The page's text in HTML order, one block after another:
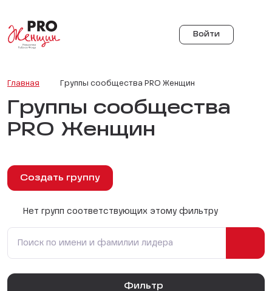
Войти
Главная Группы сообщества PRO Женщин
Группы сообщества
PRO Женщин
Создать группу
Нет групп соответствующих этому фильтру
Фильтр